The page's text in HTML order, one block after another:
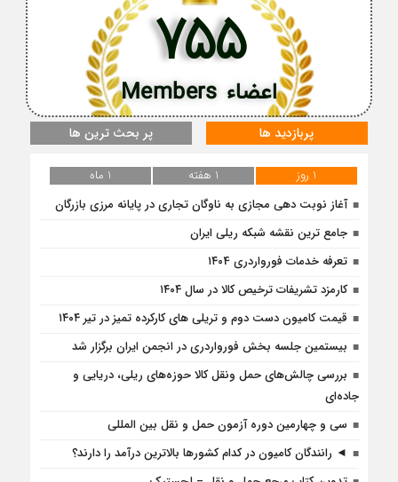
اعضاء Members
755
پربازدید ها پر بحث ترین ها
1 روز 1 هفته
1 ماه
آغاز نوبت دهی مجازی به ناوگان تجاری در پایانه مرزی بازرگان
جامع ترین نقشه شبکه ریلی ایران
تعرفه خدمات فورواردری ۱۴۰4
کارمزد تشریفات ترخیص کالا در سال ۱۴۰۴
قیمت کامیون دست دوم و تریلی‌ های کارکرده تمیز در تیر ۱۴۰۴
بیستمین جلسه بخش فورواردری در انجمن ایران برگزار شد
بررسی چالش‌های حمل ونقل کالا حوزه‌های ریلی، دریایی و
جاده‌ای
سی و چهارمین دوره آزمون حمل و نقل بین المللی
◄ رانندگان کامیون در کدام کشورها بالاترین درآمد را دارند؟